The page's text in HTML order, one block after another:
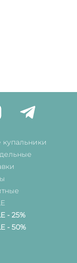
купальники
- 25%
- 50%